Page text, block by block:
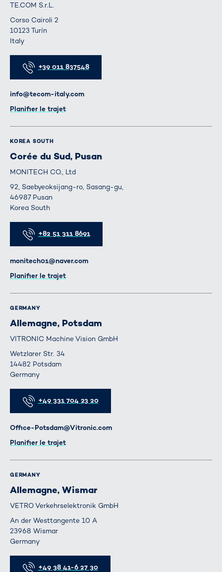
TE.COM S.r.L.
Corso Cairoli 2
10123 Turín
Italy
Téléphone
+39 011 837548
E-mail
info@tecom-italy.com
Itinéraire
Planifier le trajet
KOREA SOUTH
Corée du Sud, Pusan
MONITECH CO., Ltd
92, Saebyeoksijang-ro, Sasang-gu,
46987 Pusan
Korea South
Téléphone
+82 51 311 8691
E-mail
monitech01@naver.com
Itinéraire
Planifier le trajet
GERMANY
Allemagne, Potsdam
VITRONIC Machine Vision GmbH
Wetzlarer Str. 34
14482 Potsdam
Germany
Téléphone
+49 331 704 23 20
E-mail
Office-Potsdam@Vitronic.com
Itinéraire
Planifier le trajet
GERMANY
Allemagne, Wismar
VETRO Verkehrselektronik GmbH
An der Westtangente 10 A
23968 Wismar
Germany
Téléphone
+49 38 41-6 27 30